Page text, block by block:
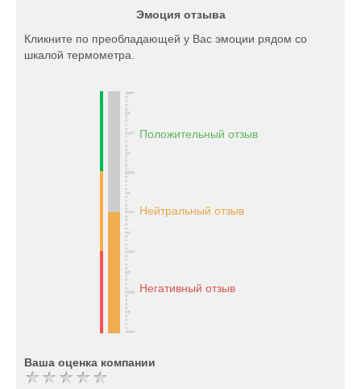
Эмоция отзыва
Кликните по преобладающей у Вас эмоции рядом со
шкалой термометра.
Положительный отзыв
Нейтральный отзыв
Негативный отзыв
Ваша оценка компании